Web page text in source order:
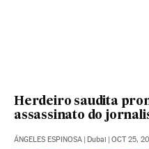
Herdeiro saudita
assassinato do
ÁNGELES ESPINOSA | Dubai | OCT 25,